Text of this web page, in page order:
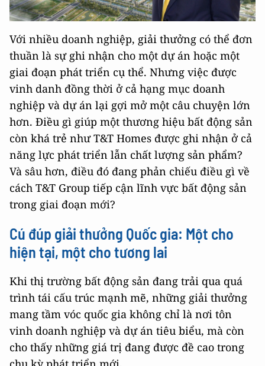
Với nhiều doanh nghiệp, giải thưởng có thể đơn
thuần là sự ghi nhận cho một dự án hoặc một
giai đoạn phát triển cụ thể. Nhưng việc được
vinh danh đồng thời ở cả hạng mục doanh
nghiệp và dự án lại gợi mở một câu chuyện lớn
hơn. Điều gì giúp một thương hiệu bất động sản
còn khá trẻ như T&T Homes được ghi nhận ở cả
năng lực phát triển lẫn chất lượng sản phẩm?
Và sâu hơn, điều đó đang phản chiếu điều gì về
cách T&T Group tiếp cận lĩnh vực bất động sản
trong giai đoạn mới?
Cú đúp giải thưởng Quốc gia: Một cho
hiện tại, một cho tương lai
Khi thị trường bất động sản đang trải qua quá
trình tái cấu trúc mạnh mẽ, những giải thưởng
mang tầm vóc quốc gia không chỉ là nơi tôn
vinh doanh nghiệp và dự án tiêu biểu, mà còn
cho thấy những giá trị đang được đề cao trong